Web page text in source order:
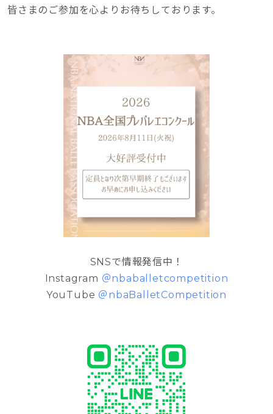
皆さまのご参加を心よりお待ちしております。
SNSで情報発信中！
Instagram ＠nbaballetcompetition
YouTube ＠nbaBalletCompetition